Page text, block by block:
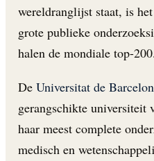
wereldranglijst staat, is
grote publieke
halen de mondiale top-200.
De Universitat de
gerangschikte universiteit
haar meest complete
medisch en